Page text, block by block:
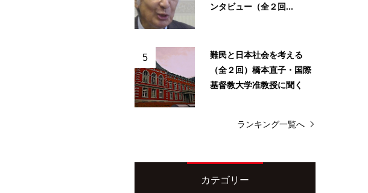
ンタビュー（全２回...
5
難民と日本社会を考える
（全２回）橋本直子・国際
基督教大学准教授に聞く
ランキング一覧へ
カテゴリー